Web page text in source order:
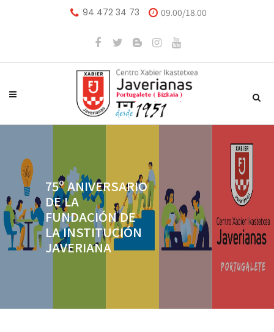
94 472 34 73 09.00/18.00
75º ANIVERSARIO
DE LA
FUNDACIÓN DE
LA INSTITUCIÓN
JAVERIANA